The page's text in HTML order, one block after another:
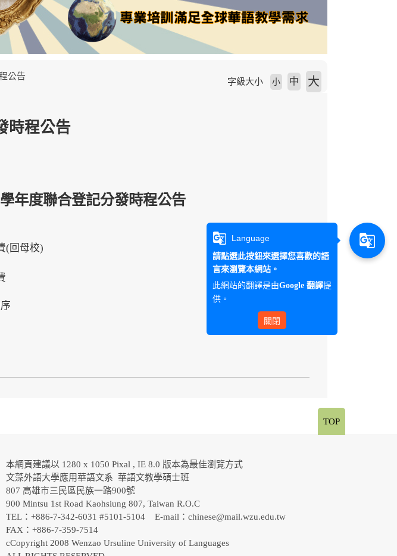
公告
字級大小 小 中 大
時程公告
年度聯合登記分發時程公告
(回母校)
本網頁建議以 1280 x 1050 Pixal , IE 8.0 版本為最佳瀏覽方式
文藻外語大學應用華語文系 華語文教學碩士班
807 高雄市三民區民族一路900號
900 Mintsu 1st Road Kaohsiung 807, Taiwan R.O.C
TEL：+886-7-342-6031 #5101-5104 E-mail： chinese@mail.wzu.edu.tw
FAX：+886-7-359-7514
cCopyright 2008 Wenzao Ursuline University of Languages
TOP
g_translate Language
請點選此按鈕來選擇您喜歡的語
言來瀏覽本網站。
此網站的翻譯是由Google 翻譯提
供。
關閉
g_translate